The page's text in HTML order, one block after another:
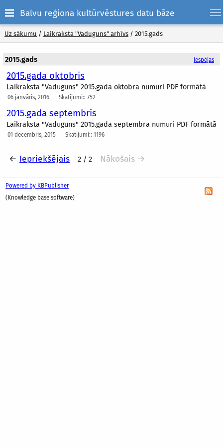
Balvu reģiona kultūrvēstures datu bāze
Uz sākumu / Laikraksta "Vaduguns" arhīvs / 2015.gads
Iespējas
2015.gads
2015.gada oktobris
Laikraksta "Vaduguns" 2015.gada oktobra numuri PDF formātā
06 janvāris, 2016 Skatījumi:: 752
2015.gada septembris
Laikraksta "Vaduguns" 2015.gada septembra numuri PDF formātā
01 decembris, 2015 Skatījumi:: 1196
← Iepriekšējais 2 / 2 Nākošais →
Powered by KBPublisher
(Knowledge base software)